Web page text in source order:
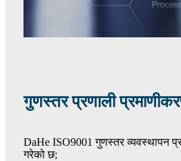
गुणस्तर प्रणाली
DaHe ISO9001 गुणस्तर व्यवस्थापन
गरेको छ;